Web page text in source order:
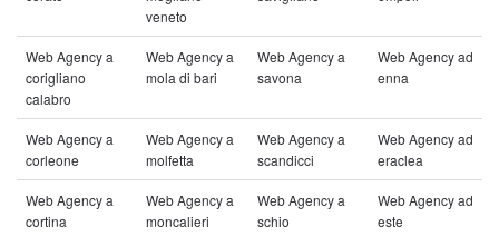
veneto
Web Agency a
corigliano
calabro
Web Agency a
mola di bari
Web Agency a
savona
Web Agency ad
enna
Web Agency a
corleone
Web Agency a
molfetta
Web Agency a
scandicci
Web Agency ad
eraclea
Web Agency a
cortina
Web Agency a
moncalieri
Web Agency a
schio
Web Agency ad
este